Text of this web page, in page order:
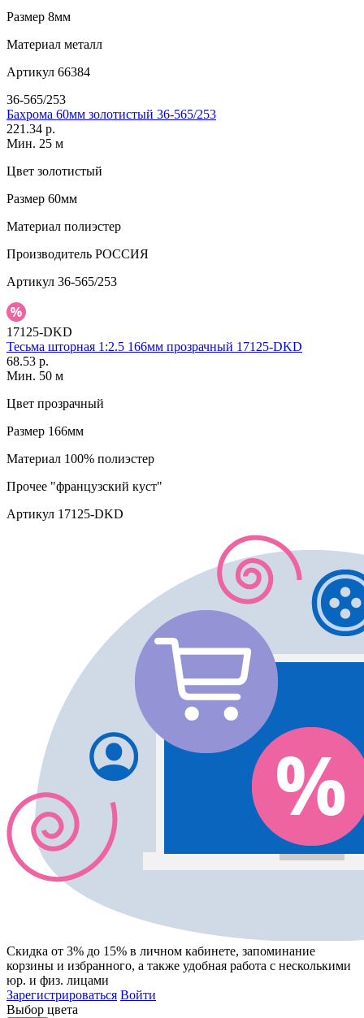
Размер 8мм
Материал металл
Артикул 66384
36-565/253
Бахрома 60мм золотистый 36-565/253
221.34 р.
Мин. 25 м
Цвет золотистый
Размер 60мм
Материал полиэстер
Производитель РОССИЯ
Артикул 36-565/253
17125-DKD
Тесьма шторная 1:2.5 166мм прозрачный 17125-DKD
68.53 р.
Мин. 50 м
Цвет прозрачный
Размер 166мм
Материал 100% полиэстер
Прочее "французский куст"
Артикул 17125-DKD
Скидка от 3% до 15% в личном кабинете, запоминание
корзины и избранного, а также удобная работа с несколькими
юр. и физ. лицами
Зарегистрироваться Войти
Выбор цвета